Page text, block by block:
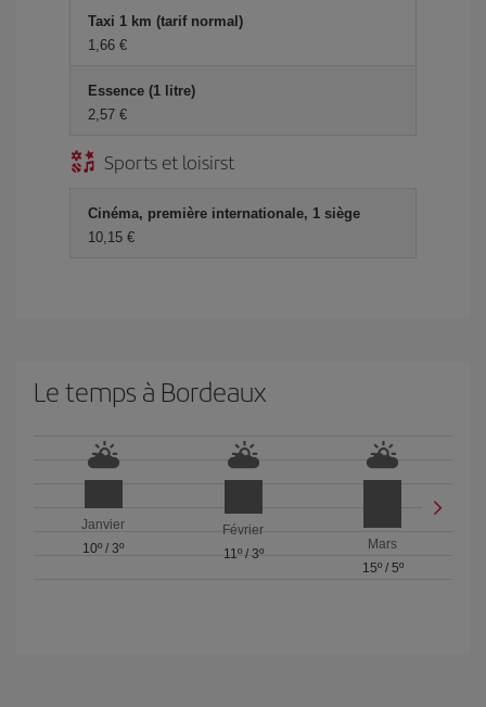
Taxi 1 km (tarif normal)
1,66 €
Essence (1 litre)
2,57 €
Sports et loisirst
Cinéma, première internationale, 1 siège
10,15 €
Le temps à Bordeaux
Janvier
10º /3º
Février
11º/ 3º
Mars
15º/ 5º